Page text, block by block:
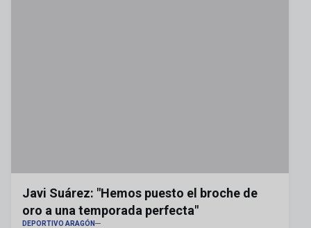
Javi Suárez: "Hemos puesto el broche de
oro a una temporada perfecta"
DEPORTIVO ARAGÓN